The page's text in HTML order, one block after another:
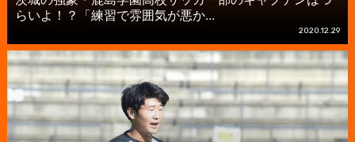
らいよ！？「練習で雰囲気が悪か...
2020.12.29